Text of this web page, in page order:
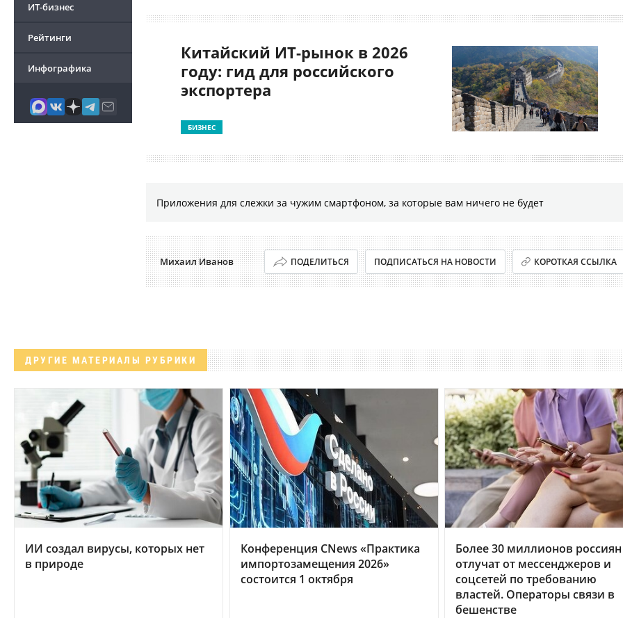
ИТ-бизнес
Рейтинги
Инфографика
Китайский ИТ-рынок в 2026
году: гид для российского
экспортера
БИЗНЕС
Приложения для слежки за чужим смартфоном, за которые вам ничего не будет
Михаил Иванов ПОДЕЛИТЬСЯ ПОДПИСАТЬСЯ НА НОВОСТИ КОРОТКАЯ ССЫЛКА
ДРУГИЕ МАТЕРИАЛЫ РУБРИКИ
ИИ создал вирусы, которых нет
в природе
Конференция CNews «Практика
импортозамещения 2026»
состоится 1 октября
Более 30 миллионов россиян
отлучат от мессенджеров и
соцсетей по требованию
властей. Операторы связи в
бешенстве